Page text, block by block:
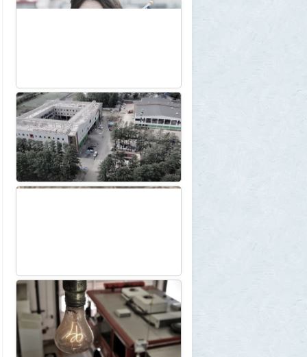
континенте? В двух ответах ошибаются
почти все
1
Azatoth 30 июля 2026, 17:17
Веселые картинки
12
SuperVal 29 июля 2026, 23:44
Плоская земля
1
SuperVal 29 июля 2026, 23:39
фильмы
5
Azatoth
28 июля 2026, 21:26
Дети приезжих потушили Вечный огонь и
лишили российского гражданства сразу
две семьи мигрантов
6
1GR
28 июля 2026, 18:25